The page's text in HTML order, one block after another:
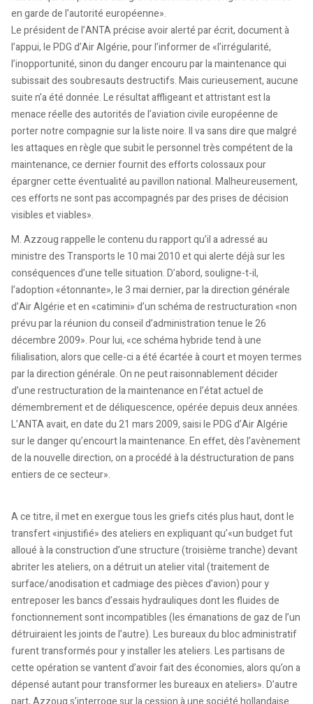
en garde de l’autorité européenne».
Le président de l’ANTA précise avoir alerté par écrit, document à
l’appui, le PDG d’Air Algérie, pour l’informer de «l’irrégularité,
l’inopportunité, sinon du danger encouru par la maintenance qui
subissait des soubresauts destructifs. Mais curieusement, aucune
suite n’a été donnée. Le résultat affligeant et attristant est la
menace réelle des autorités de l’aviation civile européenne de
porter notre compagnie sur la liste noire. Il va sans dire que malgré
les attaques en règle que subit le personnel très compétent de la
maintenance, ce dernier fournit des efforts colossaux pour
épargner cette éventualité au pavillon national. Malheureusement,
ces efforts ne sont pas accompagnés par des prises de décision
visibles et viables».
M. Azzoug rappelle le contenu du rapport qu’il a adressé au
ministre des Transports le 10 mai 2010 et qui alerte déjà sur les
conséquences d’une telle situation. D’abord, souligne-t-il,
l’adoption «étonnante», le 3 mai dernier, par la direction générale
d’Air Algérie et en «catimini» d’un schéma de restructuration «non
prévu par la réunion du conseil d’administration tenue le 26
décembre 2009». Pour lui, «ce schéma hybride tend à une
filialisation, alors que celle-ci a été écartée à court et moyen termes
par la direction générale. On ne peut raisonnablement décider
d’une restructuration de la maintenance en l’état actuel de
démembrement et de déliquescence, opérée depuis deux années.
L’ANTA avait, en date du 21 mars 2009, saisi le PDG d’Air Algérie
sur le danger qu’encourt la maintenance. En effet, dès l’avènement
de la nouvelle direction, on a procédé à la déstructuration de pans
entiers de ce secteur».
A ce titre, il met en exergue tous les griefs cités plus haut, dont le
transfert «injustifié» des ateliers en expliquant qu’«un budget fut
alloué à la construction d’une structure (troisième tranche) devant
abriter les ateliers, on a détruit un atelier vital (traitement de
surface/anodisation et cadmiage des pièces d’avion) pour y
entreposer les bancs d’essais hydrauliques dont les fluides de
fonctionnement sont incompatibles (les émanations de gaz de l’un
détruiraient les joints de l’autre). Les bureaux du bloc administratif
furent transformés pour y installer les ateliers. Les partisans de
cette opération se vantent d’avoir fait des économies, alors qu’on a
dépensé autant pour transformer les bureaux en ateliers». D’autre